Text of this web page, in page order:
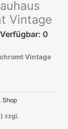
Vintage
Verfügbar: 0
Vintage
, Shop
zzgl.